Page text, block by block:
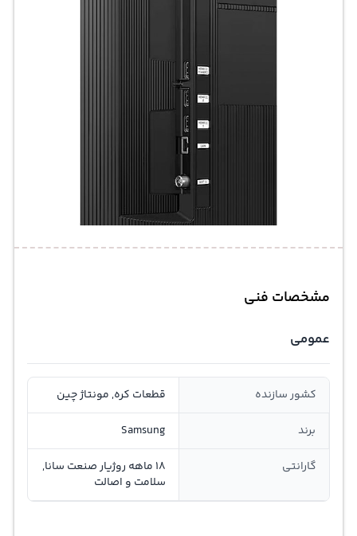
مشخصات فنی
عمومی
کشور سازنده قطعات کره, مونتاژ چین
برند Samsung
گارانتی
18 ماهه روژیار صنعت سانا,
سلامت و اصالت